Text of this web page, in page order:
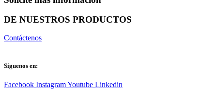
DE NUESTROS PRODUCTOS
Contáctenos
Síguenos en:
Facebook InstagramYoutube Linkedin